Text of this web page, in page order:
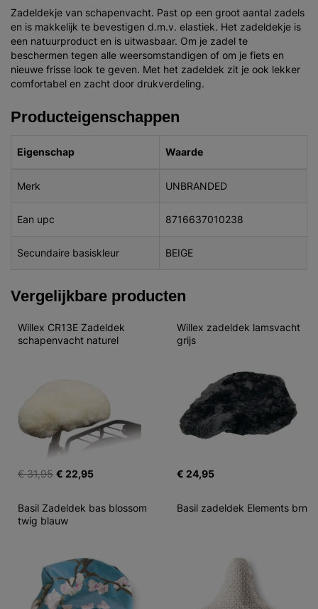
Zadeldekje van schapenvacht. Past op een groot aantal zadels
en is makkelijk te bevestigen d.m.v. elastiek. Het zadeldekje is
een natuurproduct en is uitwasbaar. Om je zadel te
beschermen tegen alle weersomstandigen of om je fiets en
nieuwe frisse look te geven. Met het zadeldek zit je ook lekker
comfortabel en zacht door drukverdeling.
Producteigenschappen
Eigenschap Waarde
Merk UNBRANDED
Ean upc 8716637010238
Secundaire basiskleur BEIGE
Vergelijkbare producten
Willex CR13E Zadeldek
schapenvacht naturel
€ 31,95 € 22,95
Willex zadeldek lamsvacht
grijs
€ 24,95
Basil Zadeldek bas blossom
twig blauw
Basil zadeldek Elements brn